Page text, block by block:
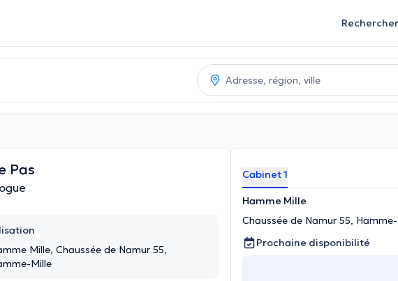
Rechercher
Pas
Mille, Chaussée de Namur 55,
Mille
Cabinet 1
Hamme Mille
Chaussée de Namur 55,
Prochaine disponibilité